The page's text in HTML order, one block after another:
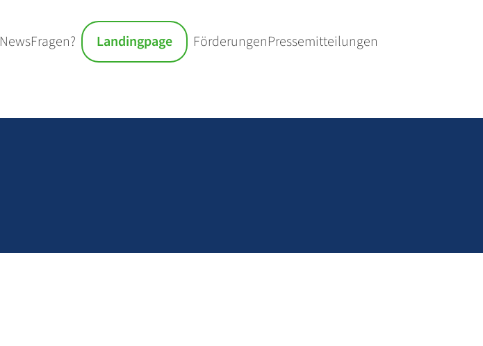
NewsFragen? Landingpage FörderungenPressemitteilungen